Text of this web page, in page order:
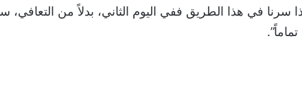
سرنا في هذا الطريق ففي اليوم الثاني، بدلاً من التعافي،